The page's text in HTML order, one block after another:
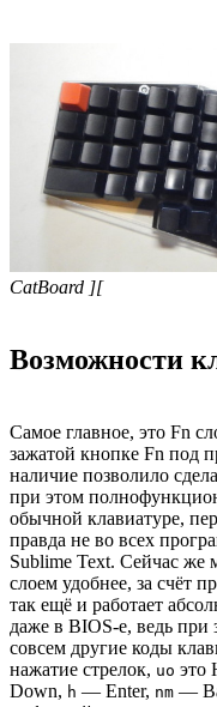
CatBoard ][
Возможности
Самое главное, это Fn
зажатой кнопке Fn под
наличие позволило
при этом
обычной клавиатуре,
правда не во всех
Sublime Text. Сейчас же
слоем удобнее, за счёт
так ещё и работает
даже в BIOS-е, ведь при
совсем другие коды
нажатие стрелок, uo это
Down, h — Enter, nm —